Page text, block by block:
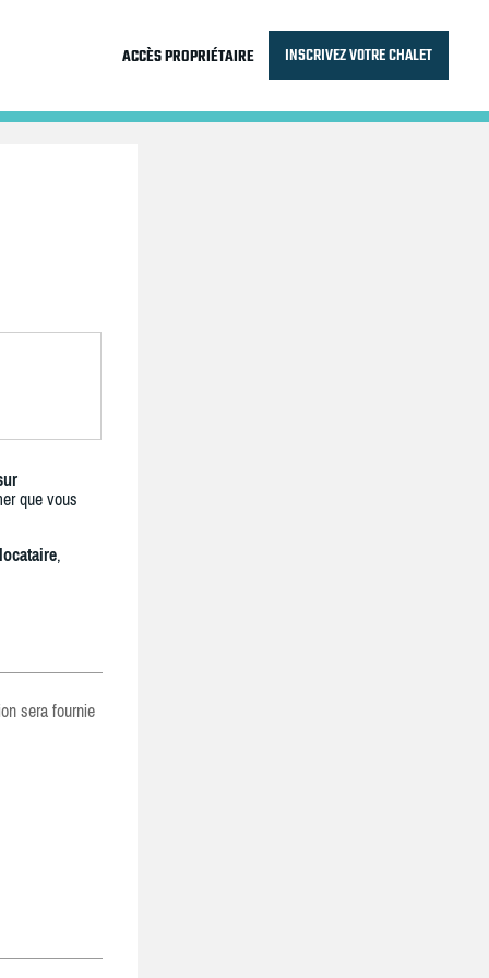
ACCÈS PROPRIÉTAIRE INSCRIVEZ VOTRE CHALET
que vous
,
sera fournie